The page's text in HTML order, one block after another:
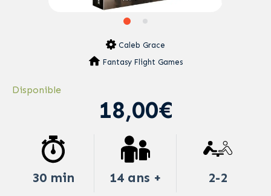
Caleb Grace
Fantasy Flight Games
Disponible
18,00€
30 min 14 ans + 2-2